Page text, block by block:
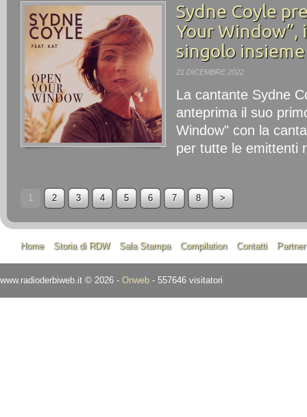
Sydne Coyle
Your Window”,
singolo
21 DICEMBRE 2022
La cantante Sydne
anteprima il suo
Window" con la
per tutte le emittenti
1 2 3 4 5 6 7 8 >
Home Storia di RDW Sala Stampa Compilation Contatti Partner
www.radioderbiweb.it © 2026 - Onweb - 557646 visitatori